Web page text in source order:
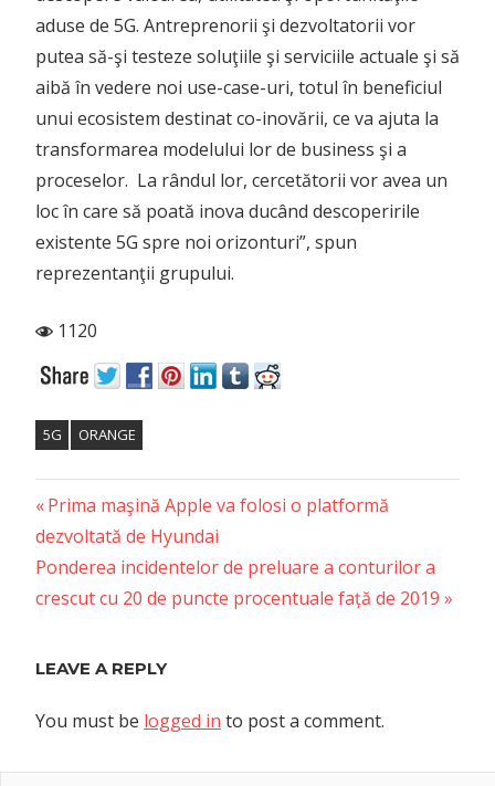
aduse de 5G. Antreprenorii şi dezvoltatorii vor
putea să-şi testeze soluţiile şi serviciile actuale şi să
aibă în vedere noi use-case-uri, totul în beneficiul
unui ecosistem destinat co-inovării, ce va ajuta la
transformarea modelului lor de business şi a
proceselor. La rândul lor, cercetătorii vor avea un
loc în care să poată inova ducând descoperirile
existente 5G spre noi orizonturi”, spun
reprezentanţii grupului.
1120
5G ORANGE
Post
navigation
Previous
Post:
Prima maşină Apple va folosi o platformă
dezvoltată de Hyundai
Next
Post:
Ponderea incidentelor de preluare a conturilor a
crescut cu 20 de puncte procentuale față de 2019
LEAVE A REPLY
You must be logged in to post a comment.